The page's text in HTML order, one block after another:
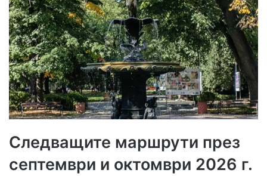
Следващите маршрути през
септември и октомври 2026 г.